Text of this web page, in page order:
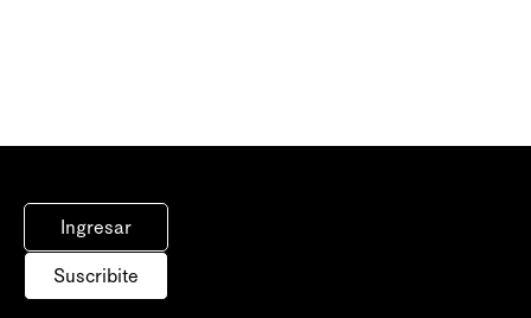
Ingresar
Suscribite